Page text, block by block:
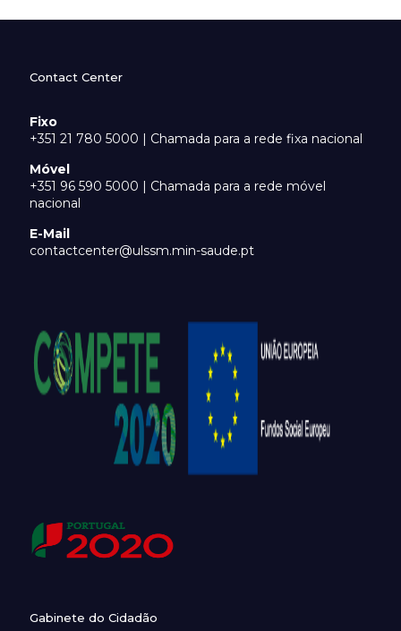
Contact Center
Fixo
+351 21 780 5000 | Chamada para a rede fixa nacional
Móvel
+351 96 590 5000 | Chamada para a rede móvel
nacional
E-Mail
contactcenter@ulssm.min-saude.pt
Gabinete do Cidadão